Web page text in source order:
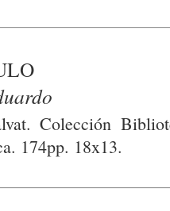
Colección
174pp. 18x13.